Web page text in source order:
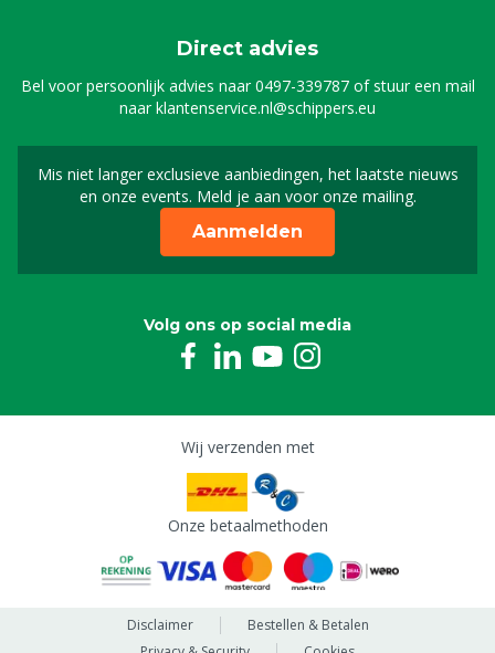
Direct advies
Bel voor persoonlijk advies naar0497-339787of stuur een mail
naarklantenservice.nl@schippers.eu
Mis niet langer exclusieve aanbiedingen, het laatste nieuws
en onze events. Meld je aan voor onze mailing.
Schrijf je in voor onze
Aanmelden
Volg ons op social media
Wij verzenden met
Onze betaalmethoden
Disclaimer
Bestellen & Betalen